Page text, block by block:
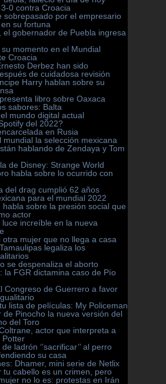
0 contra Croacia
sobrepasado por el empresario
su fortuna
el gobernador de Puebla ingresa
momento en el Mundial
Croacia
Derbez han sido
de cuidadosa revisión
Harry hablan sobre su
libro sobre Oaxaca
sabores: Balta
mundo digital actual
del 2022?
en Rusia
mundial la selección mexicana
hablando de Zendaya y Tom
de Disney: Strange World
habla sobre lo ocurrido con
del drag cumplió 62 años
para el mundial 2022
habla sobre la presión social que
actor
luce increíble en la nueva
otra mujer que no llega a casa
legaliza los
se despenaliza el aborto
la FGR dictamina caso de Pío
Congreso de Guerrero a favor
lista de películas: My Policeman
de Pinocho la nueva versión del
del Toro
actor que interpreta a
Potter
ladrón ‘’sacrificar’’ al perro
su casa
Dhamer, mini serie de Netlix
tu cabello es un crimen, pero
no lo es: protestas en Irán